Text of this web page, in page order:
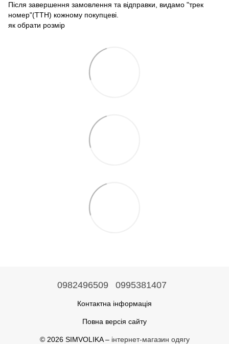
Після завершення замовлення та відправки, видамо "трек
номер"(ТТН) кожному покупцеві.
як обрати розмір
0982496509 0995381407
Контактна інформація
Повна версія сайту
© 2026 SIMVOLIKA – інтернет-магазин одягу